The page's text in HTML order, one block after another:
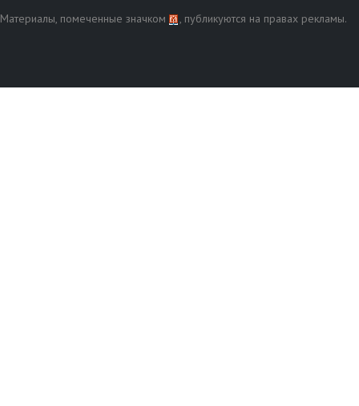
Материалы, помеченные значком
, публикуются на правах рекламы.